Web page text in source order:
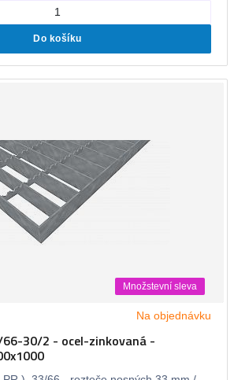
Do košíku
Množstevní sleva
Na objednávku
30/2 - ocel-zinkovaná -